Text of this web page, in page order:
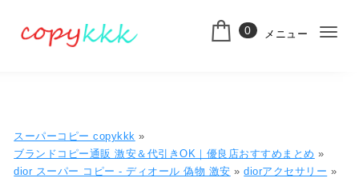
0 メニュー
ナ
スーパーコピー copykkk »
ブランドコピー通販 激安＆代引きOK｜優良店おすすめまとめ »
dior スーパー コピー​ - ディオール 偽物​ 激安 »diorアクセサリー »